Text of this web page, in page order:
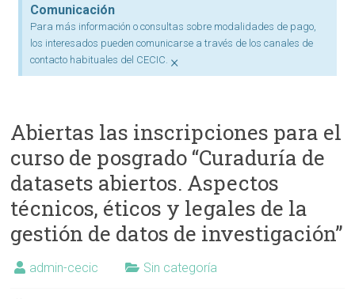
Comunicación
Para más información o consultas sobre modalidades de pago,
los interesados pueden comunicarse a través de los canales de
contacto habituales del CECIC. ×
Abiertas las inscripciones para el
curso de posgrado “Curaduría de
datasets abiertos. Aspectos
técnicos, éticos y legales de la
gestión de datos de investigación”
admin-cecic Sin categoría